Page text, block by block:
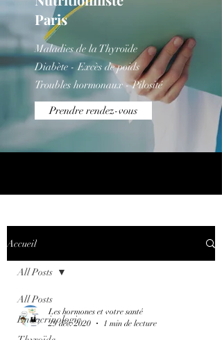
Paris
Maladies de la Thyroïde
Diabète - Excès de poids
Troubles hormonaux - Pilosité
Prendre rendez-vous
Accueil
All Posts
Endocrinologie
All Posts
Les hormones et votre santé
29 déc. 2020
1 min de lecture